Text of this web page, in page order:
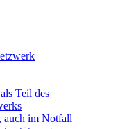
Teil des
im Notfall